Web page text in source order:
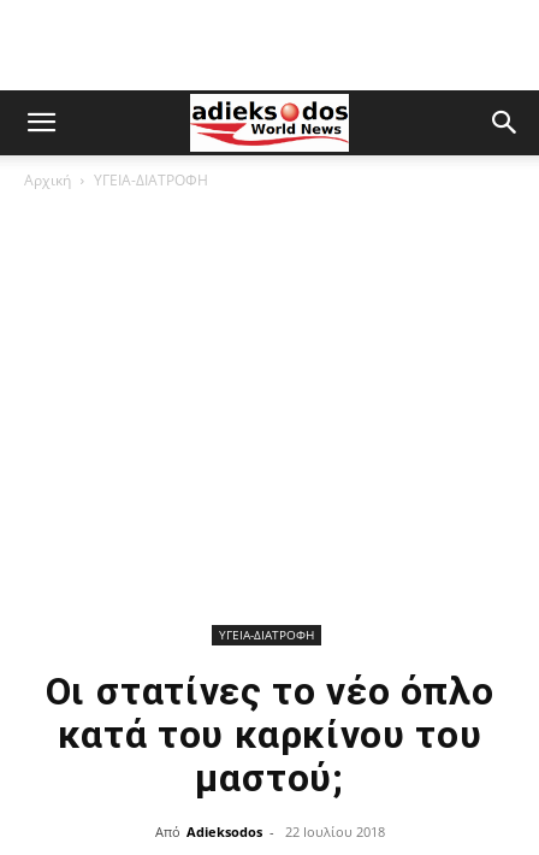
Αρχική ΥΓΕΙΑ-ΔΙΑΤΡΟΦΗ
ΥΓΕΙΑ-ΔΙΑΤΡΟΦΗ
Οι στατίνες το νέο όπλο
κατά του καρκίνου του
μαστού;
Από Adieksodos - 22 Ιουλίου 2018